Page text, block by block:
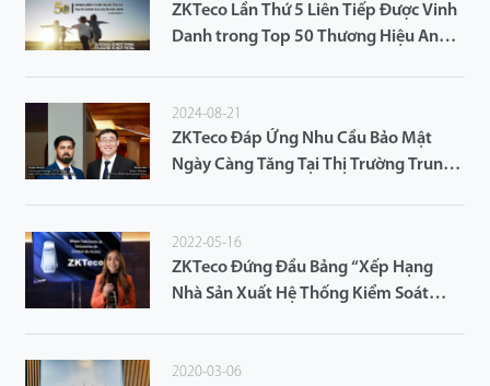
ZKTeco Lần Thứ 5 Liên Tiếp Được Vinh
Danh trong Top 50 Thương Hiệu An
2024-08-21
ZKTeco Đáp Ứng Nhu Cầu Bảo Mật
Ngày Càng Tăng Tại Thị Trường Trung
2022-05-16
ZKTeco Đứng Đầu Bảng “Xếp Hạng
Nhà Sản Xuất Hệ Thống Kiểm Soát
2020-03-06